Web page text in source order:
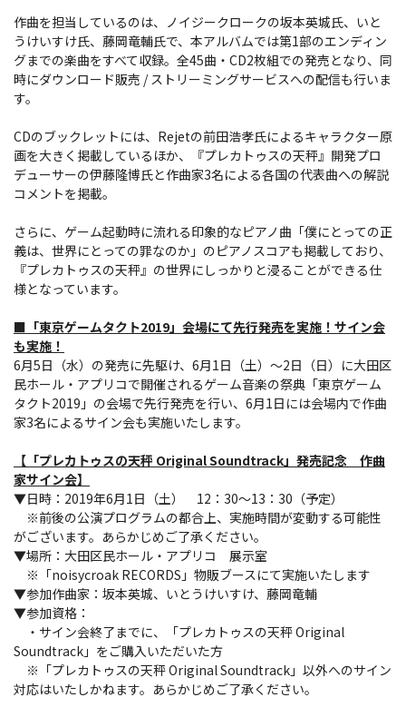
作曲を担当しているのは、ノイジークロークの坂本英城氏、いと
うけいすけ氏、藤岡竜輔氏で、本アルバムでは第1部のエンディン
グまでの楽曲をすべて収録。全45曲・CD2枚組での発売となり、同
時にダウンロード販売 / ストリーミングサービスへの配信も行いま
す。
CDのブックレットには、Rejetの前田浩孝氏によるキャラクター原
画を大きく掲載しているほか、『プレカトゥスの天秤』開発プロ
デューサーの伊藤隆博氏と作曲家3名による各国の代表曲への解説
コメントを掲載。
さらに、ゲーム起動時に流れる印象的なピアノ曲「僕にとっての正
義は、世界にとっての罪なのか」のピアノスコアも掲載しており、
『プレカトゥスの天秤』の世界にしっかりと浸ることができる仕
様となっています。
■「東京ゲームタクト2019」会場にて先行発売を実施！サイン会
も実施！
6月5日（水）の発売に先駆け、6月1日（土）〜2日（日）に大田区
民ホール・アプリコで開催されるゲーム音楽の祭典「東京ゲーム
タクト2019」の会場で先行発売を行い、6月1日には会場内で作曲
家3名によるサイン会も実施いたします。
【「プレカトゥスの天秤 Original Soundtrack」発売記念 作曲
家サイン会】
▼日時：2019年6月1日（土） 12：30〜13：30（予定）
※前後の公演プログラムの都合上、実施時間が変動する可能性
がございます。あらかじめご了承ください。
▼場所：大田区民ホール・アプリコ 展示室
※「noisycroak RECORDS」物販ブースにて実施いたします
▼参加作曲家：坂本英城、いとうけいすけ、藤岡竜輔
▼参加資格：
・サイン会終了までに、「プレカトゥスの天秤 Original
Soundtrack」をご購入いただいた方
※「プレカトゥスの天秤 Original Soundtrack」以外へのサイン
対応はいたしかねます。あらかじめご了承ください。